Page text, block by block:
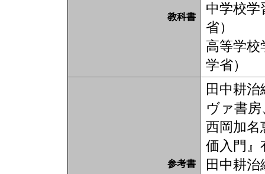
教科書
中学校
省）
高等学
学省）
参考書
田中耕
ヴァ書房
西岡加名
価入門』
田中耕